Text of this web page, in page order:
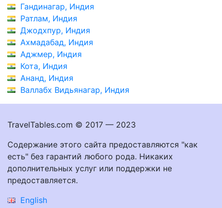
Гандинагар, Индия
Ратлам, Индия
Джодхпур, Индия
Ахмадабад, Индия
Аджмер, Индия
Кота, Индия
Ананд, Индия
Валлабх Видьянагар, Индия
TravelTables.com © 2017 — 2023
Содержание этого сайта предоставляются "как
есть" без гарантий любого рода. Никаких
дополнительных услуг или поддержки не
предоставляется.
English